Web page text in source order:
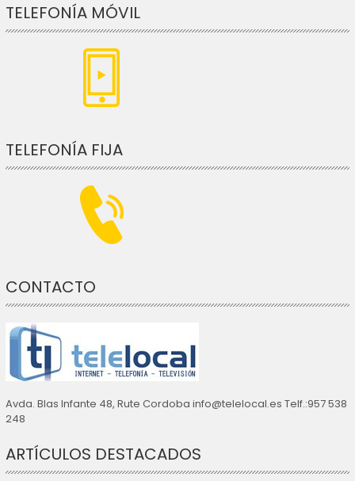
TELEFONÍA MÓVIL
TELEFONÍA FIJA
CONTACTO
Avda. Blas Infante 48, Rute Cordoba info@telelocal.es Telf.:957 538
248
ARTÍCULOS DESTACADOS